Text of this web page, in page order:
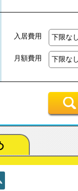
入居費用
月額費用